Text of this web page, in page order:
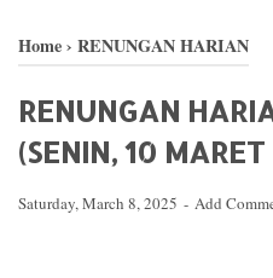
Home› RENUNGAN HARIAN
RENUNGAN
(SENIN, 10
Saturday, March 8, 2025 Add